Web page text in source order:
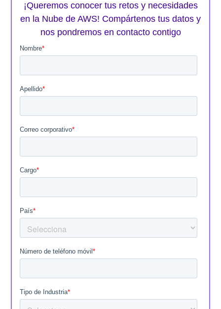
¡Queremos conocer tus retos y necesidades
en la Nube de AWS! Compártenos tus datos y
nos pondremos en contacto contigo